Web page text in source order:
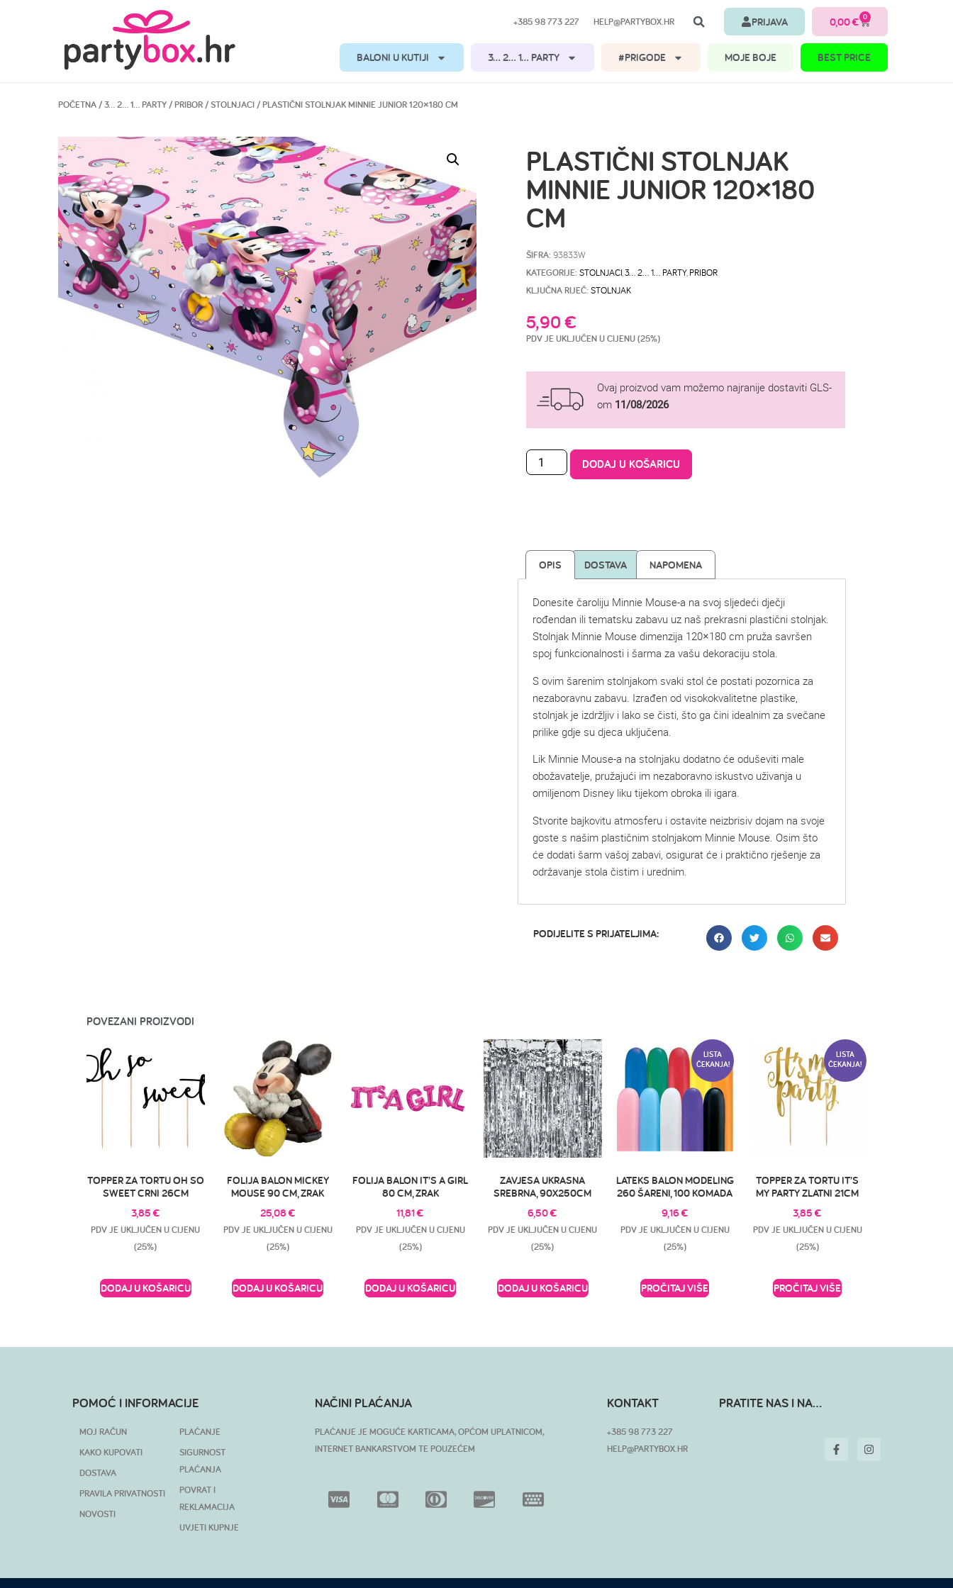
+385 98 773 227 HELP@PARTYBOX.HR PRIJAVA 0,00€ 0
BALONI U KUTIJI 3… 2… 1… PARTY #PRIGODE MOJE BOJE BEST PRICE
POČETNA/3… 2… 1… PARTY/PRIBOR/STOLNJACI/ PLASTIČNI STOLNJAK MINNIE JUNIOR 120×180 CM
PLASTIČNI STOLNJAK
MINNIE JUNIOR 120×180
CM
ŠIFRA: 93833W
KATEGORIJE: STOLNJACI 3… 2… 1… PARTY, PRIBOR
KLJUČNA RIJEČ: STOLNJAK
5,90€
PDV JE UKLJUČEN U CIJENU (25%)
Ovaj proizvod vam možemo najranije dostaviti GLS-
om 11/08/2026
DODAJ U KOŠARICU
OPIS DOSTAVA NAPOMENA
Donesite čaroliju Minnie Mouse-a na svoj sljedeći dječji
rođendan ili tematsku zabavu uz naš prekrasni plastični stolnjak.
Stolnjak Minnie Mouse dimenzija 120×180 cm pruža savršen
spoj funkcionalnosti i šarma za vašu dekoraciju stola.
S ovim šarenim stolnjakom svaki stol će postati pozornica za
nezaboravnu zabavu. Izrađen od visokokvalitetne plastike,
stolnjak je izdržljiv i lako se čisti, što ga čini idealnim za svečane
prilike gdje su djeca uključena.
Lik Minnie Mouse-a na stolnjaku dodatno će oduševiti male
obožavatelje, pružajući im nezaboravno iskustvo uživanja u
omiljenom Disney liku tijekom obroka ili igara.
Stvorite bajkovitu atmosferu i ostavite neizbrisiv dojam na svoje
goste s našim plastičnim stolnjakom Minnie Mouse. Osim što
će dodati šarm vašoj zabavi, osigurat će i praktično rješenje za
održavanje stola čistim i urednim.
PODIJELITE S PRIJATELJIMA:
POVEZANI PROIZVODI
TOPPER ZA TORTU OH SO
SWEET CRNI 26CM
3,85 €
PDV JE UKLJUČEN U CIJENU
(25%)
DODAJ U KOŠARICU
FOLIJA BALON MICKEY
MOUSE 90 CM, ZRAK
25,08 €
PDV JE UKLJUČEN U CIJENU
(25%)
DODAJ U KOŠARICU
FOLIJA BALON IT’S A GIRL
80 CM, ZRAK
11,81€
PDV JE UKLJUČEN U CIJENU
(25%)
DODAJ U KOŠARICU
ZAVJESA UKRASNA
SREBRNA, 90X250CM
6,50€
PDV JE UKLJUČEN U CIJENU
(25%)
DODAJ U KOŠARICU
LISTA
ČEKANJA!
LATEKS BALON MODELING
260 ŠARENI, 100 KOMADA
9,16€
PDV JE UKLJUČEN U CIJENU
(25%)
PROČITAJ VIŠE
LISTA
ČEKANJA!
TOPPER ZA TORTU IT’S
MY PARTY ZLATNI 21CM
3,85€
PDV JE UKLJUČEN U CIJENU
(25%)
PROČITAJ VIŠE
POMOĆ I INFORMACIJE
MOJ RAČUN
KAKO KUPOVATI
DOSTAVA
PRAVILA PRIVATNOSTI
NOVOSTI
PLAĆANJE
SIGURNOST
PLAĆANJA
POVRAT I
REKLAMACIJA
UVJETI KUPNJE
NAČINI PLAĆANJA
PLAĆANJE JE MOGUĆE KARTICAMA, OPĆOM UPLATNICOM,
INTERNET BANKARSTVOM TE POUZEĆEM
KONTAKT
+385 98 773 227
HELP@PARTYBOX.HR
PRATITE NAS I NA...